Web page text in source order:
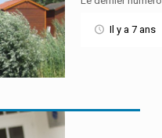
Il y a 7 ans